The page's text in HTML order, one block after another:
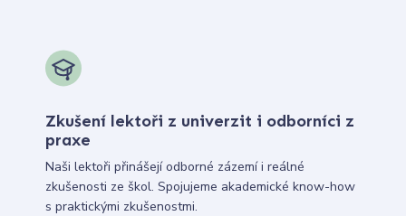
Zkušení lektoři z univerzit i odborníci z
praxe
Naši lektoři přinášejí odborné zázemí i reálné
zkušenosti ze škol. Spojujeme akademické know-how
s praktickými zkušenostmi.